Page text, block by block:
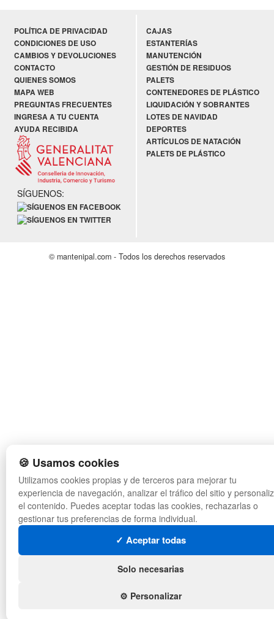
POLÍTICA DE PRIVACIDAD
CONDICIONES DE USO
CAMBIOS Y DEVOLUCIONES
CONTACTO
QUIENES SOMOS
MAPA WEB
PREGUNTAS FRECUENTES
INGRESA A TU CUENTA
AYUDA RECIBIDA
SÍGUENOS:
CAJAS
ESTANTERÍAS
MANUTENCIÓN
GESTIÓN DE RESIDUOS
PALETS
CONTENEDORES DE PLÁSTICO
LIQUIDACIÓN Y SOBRANTES
LOTES DE NAVIDAD
DEPORTES
ARTÍCULOS DE NATACIÓN
PALETS DE PLÁSTICO
© mantenipal.com - Todos los derechos reservados
🍪 Usamos cookies
Utilizamos cookies propias y de terceros para mejorar tu
experiencia de navegación, analizar el tráfico del sitio y
el contenido. Puedes aceptar todas las cookies, rechazarlas o
gestionar tus preferencias de forma individual.
✓ Aceptar todas
Solo necesarias
⚙️ Personalizar